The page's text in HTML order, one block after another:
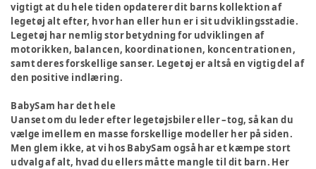
vigtigt at du hele tiden opdaterer dit barns kollektion af
legetøj alt efter, hvor han eller hun er i sit udviklingsstadie.
Legetøj har nemlig stor betydning for udviklingen af
motorikken, balancen, koordinationen, koncentrationen,
samt deres forskellige sanser. Legetøj er altså en vigtig del af
den positive indlæring.
BabySam har det hele
Uanset om du leder efter legetøjsbiler eller –tog, så kan du
vælge imellem en masse forskellige modeller her på siden.
Men glem ikke, at vi hos BabySam også har et kæmpe stort
udvalg af alt, hvad du ellers måtte mangle til dit barn. Her